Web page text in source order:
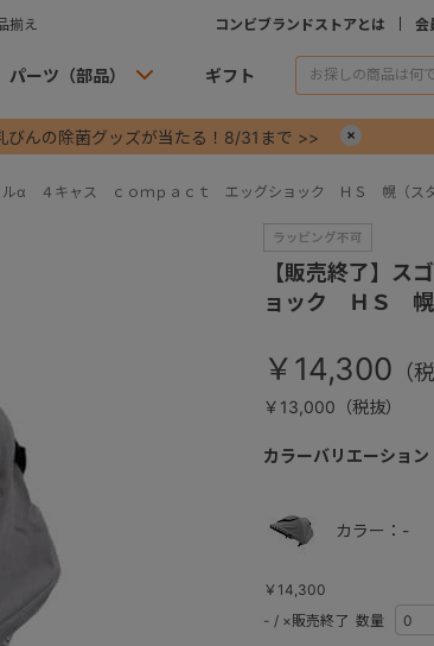
揃え コンビブランドストアとは 会
パーツ（部品） ギフト
びんの除菌グッズが当たる！8/31まで >>
ルα ４キャス ｃｏｍｐａｃｔ エッグショック ＨＳ 幌（ス
【販売終了】
ョック ＨＳ 幌
￥14,300
￥13,000（税抜）
カラーバリエーション
カラー：-
￥14,300
- / ×販売終了 数量